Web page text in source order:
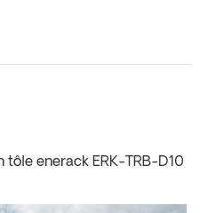
enerack ERK-TRB-D10